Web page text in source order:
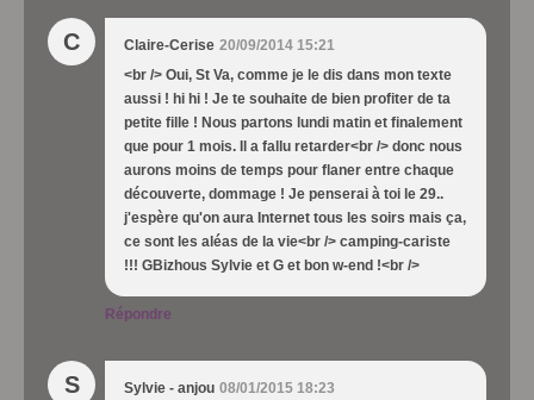
C Claire-Cerise 20/09/2014 15:21
<br /> Oui, St Va, comme je le dis dans mon texte
aussi ! hi hi ! Je te souhaite de bien profiter de ta
petite fille ! Nous partons lundi matin et finalement
que pour 1 mois. Il a fallu retarder<br /> donc nous
aurons moins de temps pour flaner entre chaque
découverte, dommage ! Je penserai à toi le 29..
j'espère qu'on aura Internet tous les soirs mais ça,
ce sont les aléas de la vie<br /> camping-cariste
!!! GBizhous Sylvie et G et bon w-end !<br />
Répondre
S Sylvie - anjou 08/01/2015 18:23